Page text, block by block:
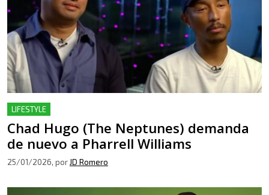
LIFESTYLE
Chad Hugo (The Neptunes) demanda
de nuevo a Pharrell Williams
25/01/2026, por JD Romero